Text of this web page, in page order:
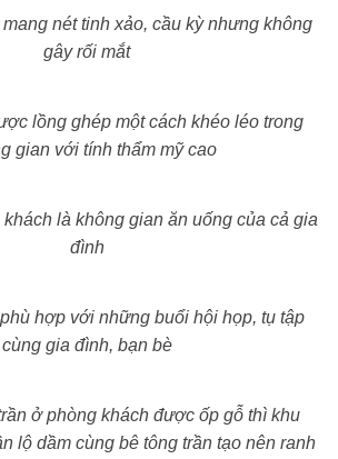
nét tinh xảo, cầu kỳ nhưng không
gây rối mắt
lồng ghép một cách khéo léo trong
gian với tính thẩm mỹ cao
là không gian ăn uống của cả gia
đình
hợp với những buổi hội họp, tụ tập
cùng gia đình, bạn bè
ở phòng khách được ốp gỗ thì khu
lộ dầm cùng bê tông trần tạo nên ranh